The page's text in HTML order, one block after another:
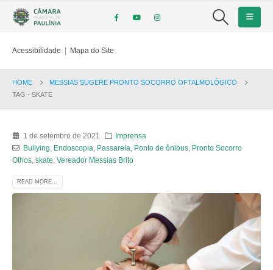
Acessibilidade | Mapa do Site
HOME
MESSIAS SUGERE PRONTO SOCORRO OFTALMOLÓGICO
TAG - SKATE
1 de setembro de 2021
Imprensa
Bullying
Endoscopia Passarela Ponto de ônibus, Pronto Socorro
Olhos skate Vereador Messias Brito
READ MORE...